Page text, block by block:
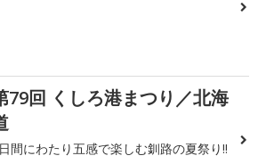
79回 くしろ港まつり／北海
間にわたり五感で楽しむ釧路の夏祭り!!